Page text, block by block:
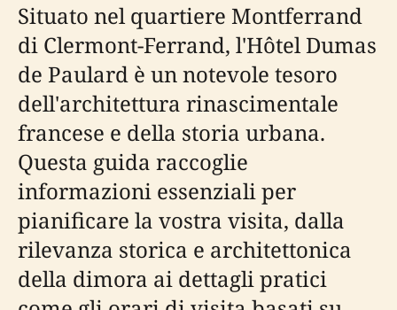
Situato nel quartiere Montferrand
di Clermont-Ferrand, l'Hôtel Dumas
de Paulard è un notevole tesoro
dell'architettura rinascimentale
francese e della storia urbana.
Questa guida raccoglie
informazioni essenziali per
pianificare la vostra visita, dalla
rilevanza storica e architettonica
della dimora ai dettagli pratici